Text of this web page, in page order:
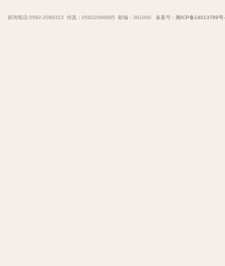
咨询电话:0592-2088313 传真：05922086695 邮编：361000 备案号： 闽ICP备14013789号